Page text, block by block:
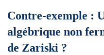
Contre-exemple :
algébrique non
de Zariski ?